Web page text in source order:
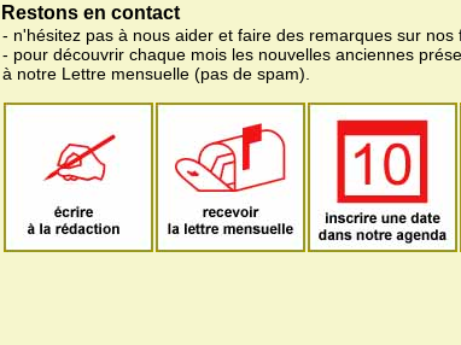
Restons en contact
- n'hésitez pas à nous aider et faire des remarques sur nos
- pour découvrir chaque mois les nouvelles anciennes
à notre Lettre mensuelle (pas de spam).